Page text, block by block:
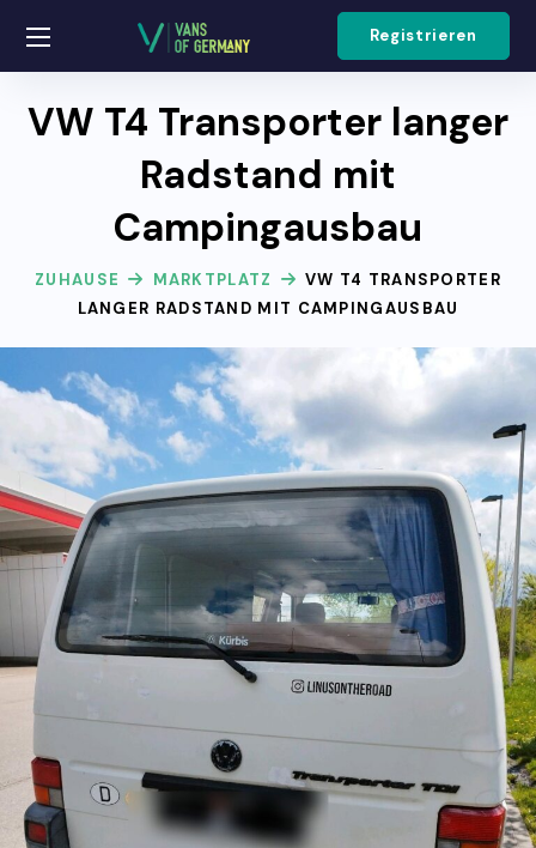
Registrieren
VW T4 Transporter langer
Radstand mit
Campingausbau
ZUHAUSE MARKTPLATZ
VW T4 TRANSPORTER
LANGER RADSTAND MIT CAMPINGAUSBAU